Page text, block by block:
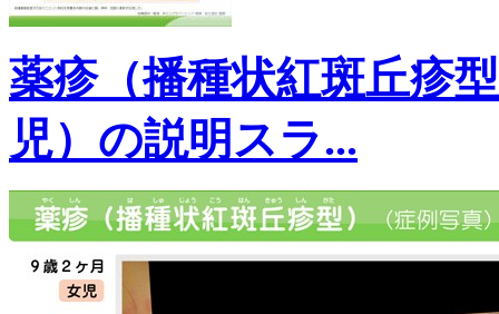
薬疹（播種状紅斑丘疹
児）の説明スラ...